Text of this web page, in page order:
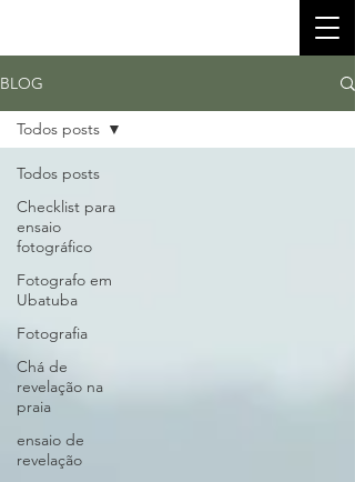
BLOG
Todos posts
Checklist para
ensaio
fotográfico
Fotografo em
Ubatuba
Fotografia
Chá de
revelação na
praia
ensaio de
revelação
Todos posts